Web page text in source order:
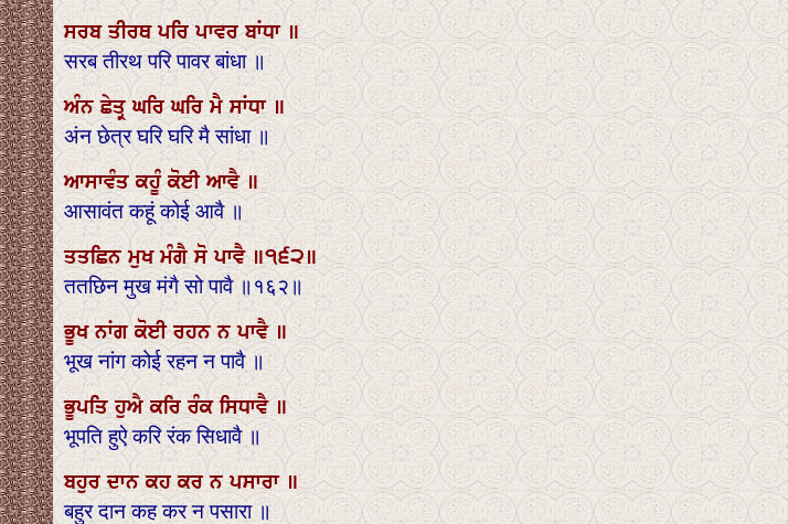
ਸਰਬ ਤੀਰਥ ਪਰਿ ਪਾਵਰ ਬਾਂਧਾ ॥
सरब तीरथ परि पावर बांधा ॥
ਅੰਨ ਛੇਤ੍ਰ ਘਰਿ ਘਰਿ ਮੈ ਸਾਂਧਾ ॥
अंन छेत्र घरि घरि मै सांधा ॥
ਆਸਾਵੰਤ ਕਹੂੰ ਕੋਈ ਆਵੈ ॥
आसावंत कहूं कोई आवै ॥
ਤਤਛਿਨ ਮੁਖ ਮੰਗੈ ਸੋ ਪਾਵੈ ॥੧੬੨॥
ततछिन मुख मंगै सो पावै ॥१६२॥
ਭੂਖ ਨਾਂਗ ਕੋਈ ਰਹਨ ਨ ਪਾਵੈ ॥
भूख नांग कोई रहन न पावै ॥
ਭੂਪਤਿ ਹੁਐ ਕਰਿ ਰੰਕ ਸਿਧਾਵੈ ॥
भूपति हुऐ करि रंक सिधावै ॥
ਬਹੁਰ ਦਾਨ ਕਹ ਕਰ ਨ ਪਸਾਰਾ ॥
बहुर दान कह कर न पसारा ॥